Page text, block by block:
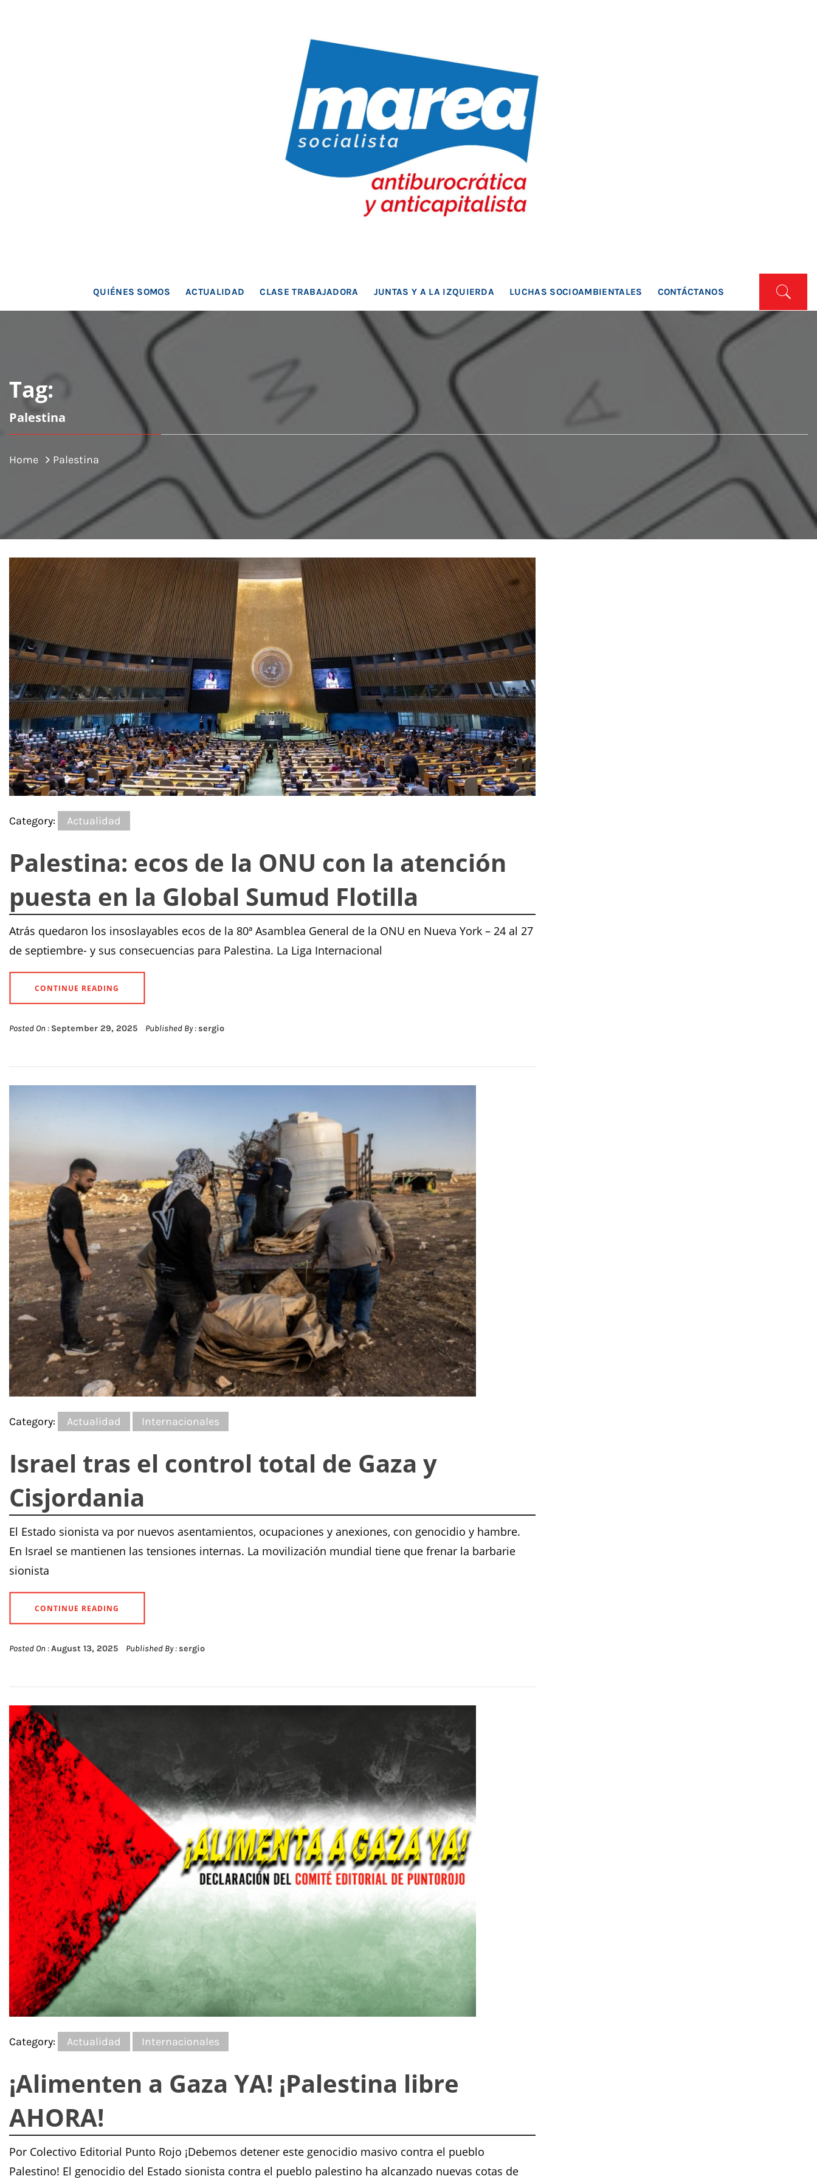
MAREA SOCIALISTA
QUIÉNES SOMOS ACTUALIDAD CLASE TRABAJADORA JUNTAS Y A LA IZQUIERDA LUCHAS SOCIOAMBIENTALES CONTÁCTANOS
Tag:
Palestina
Home Palestina
Category: Actualidad
Palestina: ecos de la ONU con la atención
puesta en la Global Sumud Flotilla
Atrás quedaron los insoslayables ecos de la 80ª Asamblea General de la ONU en Nueva York – 24 al 27
de septiembre- y sus consecuencias para Palestina. La Liga Internacional
CONTINUE READING
Posted On : September 29, 2025 Published By :sergio
Category: Actualidad Internacionales
Israel tras el control total de Gaza y
Cisjordania
El Estado sionista va por nuevos asentamientos, ocupaciones y anexiones, con genocidio y hambre.
En Israel se mantienen las tensiones internas. La movilización mundial tiene que frenar la barbarie
sionista
CONTINUE READING
Posted On :August 13, 2025 Published By :sergio
Category: Actualidad Internacionales
¡Alimenten a Gaza YA! ¡Palestina libre
AHORA!
Por Colectivo Editorial Punto Rojo ¡Debemos detener este genocidio masivo contra el pueblo
Palestino! El genocidio del Estado sionista contra el pueblo palestino ha alcanzado nuevas cotas de